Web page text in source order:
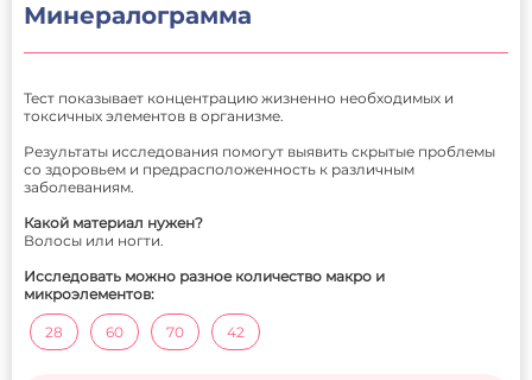
Минералограмма
Тест показывает концентрацию жизненно необходимых и
токсичных элементов в организме.
Результаты исследования помогут выявить скрытые проблемы
со здоровьем и предрасположенность к различным
заболеваниям.
Какой материал нужен?
Волосы или ногти.
Исследовать можно разное количество макро и
микроэлементов:
28 60 70 42